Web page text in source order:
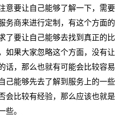
意要让自己能够了解一下，需要
务商来进行定制，有这个方面的
了要让自己能够去找到真正的比
如果大家忽略这个方面，没有让
话，那么也就有可能会比较容易
己能够先去了解到服务上的一些
会比较有经验，那么应该也就是
些。